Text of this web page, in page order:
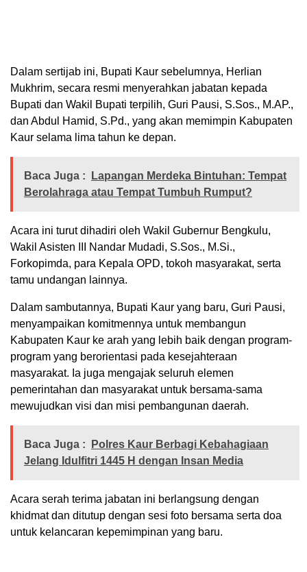
Dalam sertijab ini, Bupati Kaur sebelumnya, Herlian
Mukhrim, secara resmi menyerahkan jabatan kepada
Bupati dan Wakil Bupati terpilih, Guri Pausi, S.Sos., M.AP.,
dan Abdul Hamid, S.Pd., yang akan memimpin Kabupaten
Kaur selama lima tahun ke depan.
Baca Juga :
Lapangan Merdeka Bintuhan: Tempat
Berolahraga atau Tempat Tumbuh Rumput?
Acara ini turut dihadiri oleh Wakil Gubernur Bengkulu,
Wakil Asisten III Nandar Mudadi, S.Sos., M.Si.,
Forkopimda, para Kepala OPD, tokoh masyarakat, serta
tamu undangan lainnya.
Dalam sambutannya, Bupati Kaur yang baru, Guri Pausi,
menyampaikan komitmennya untuk membangun
Kabupaten Kaur ke arah yang lebih baik dengan program-
program yang berorientasi pada kesejahteraan
masyarakat. Ia juga mengajak seluruh elemen
pemerintahan dan masyarakat untuk bersama-sama
mewujudkan visi dan misi pembangunan daerah.
Baca Juga :
Polres Kaur Berbagi Kebahagiaan
Jelang Idulfitri 1445 H dengan Insan Media
Acara serah terima jabatan ini berlangsung dengan
khidmat dan ditutup dengan sesi foto bersama serta doa
untuk kelancaran kepemimpinan yang baru.